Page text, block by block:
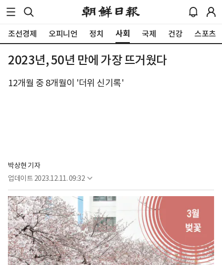
조선경제 오피니언 정치 사회 국제 건강 스포츠
2023년, 50년 만에 가장 뜨거웠다
12개월 중 8개월이 '더위 신기록'
박상현 기자
업데이트 2023.12.11. 09:32